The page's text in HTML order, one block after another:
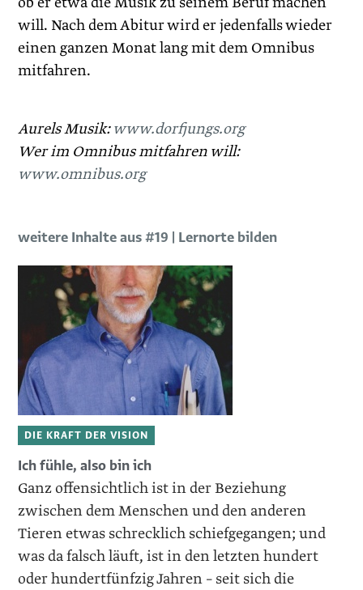
will. Nach dem Abitur wird er jedenfalls wieder
einen ganzen Monat lang mit dem Omnibus
mitfahren.
Aurels Musik:www.dorfjungs.org
Wer im Omnibus mitfahren will:
www.omnibus.org
weitere Inhalte aus #19 | Lernorte bilden
DIE KRAFT DER VISION
Ich fühle, also bin ich
Ganz offensichtlich ist in der Beziehung
zwischen dem Menschen und den anderen
Tieren etwas schrecklich schiefgegangen; und
was da falsch läuft, ist in den letzten hundert
oder hundertfünfzig Jahren – seit sich die